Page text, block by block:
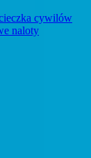
cywilów
naloty